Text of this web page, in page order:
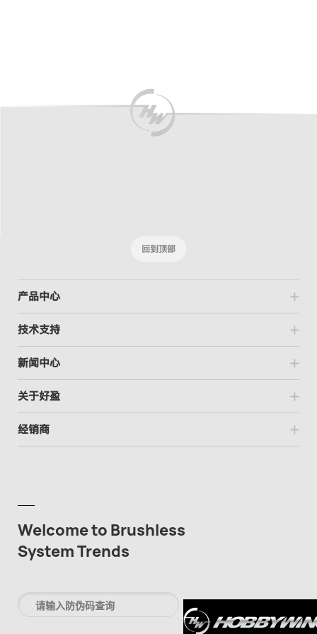
回到顶部
产品中心
技术支持
新闻中心
关于好盈
经销商
Welcome to Brushless
System Trends